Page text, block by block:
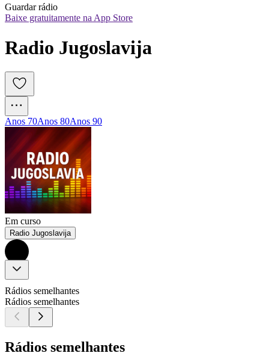
Guardar rádio
Baixe gratuitamente na App Store
Radio Jugoslavija
Anos 70Anos 80Anos 90
Em curso
Radio Jugoslavija
Rádios semelhantes
Rádios semelhantes
Rádios semelhantes